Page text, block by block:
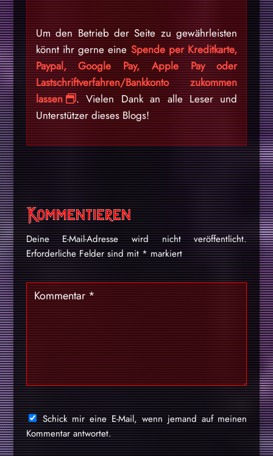
Um den Betrieb der Seite zu gewährleisten
könnt ihr gerne eine Spende per Kreditkarte,
Paypal, Google Pay, Apple Pay oder
Lastschriftverfahren/Bankkonto zukommen
lassen
. Vielen Dank an alle Leser und
Unterstützer dieses Blogs!
Kommentieren
Deine E-Mail-Adresse wird nicht veröffentlicht.
Erforderliche Felder sind mit*markiert
Schick mir eine E-Mail, wenn jemand auf meinen
Kommentar antwortet.